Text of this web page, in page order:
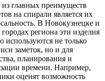
главных преимуществ
на спирали является их
В Новокузнецке и
региона эти изделия
используются не только
заметок, но и для
планирования и
времени. Например,
оценят возможность